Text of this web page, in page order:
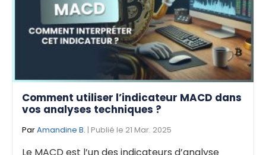
Comment utiliser l’indicateur MACD dans
vos analyses techniques ?
ParAmandine B. | Publié le 21 Mar. 2025